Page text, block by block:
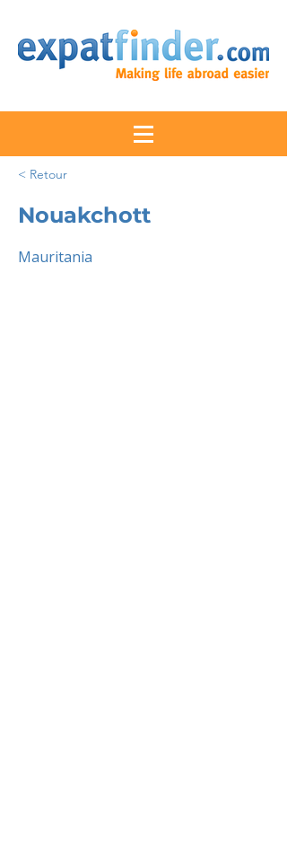
< Retour
Nouakchott
Mauritania